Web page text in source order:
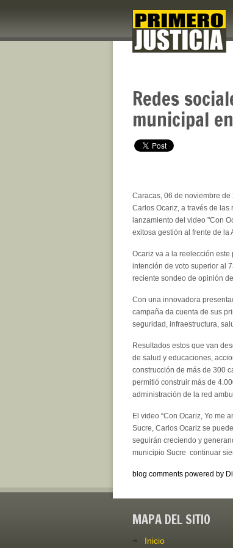
Redes
municipal
Caracas, 06 de noviembre
Carlos Ocariz, a través de las
lanzamiento del video "Con
exitosa gestión al frente de la
Ocariz va a la reelección
intención de voto superior al
reciente sondeo de opinión
Con una innovadora
campaña da cuenta de sus
seguridad, infraestructura,
Resultados estos que van
de salud y educaciones,
construcción de más de 300
permitió construir más de
administración de la red
El video “Con Ocariz, Yo me
Sucre, Carlos Ocariz se
seguirán creciendo y
municipio Sucre continuar
blog comments powered by
MAPA DEL SITIO
Inicio